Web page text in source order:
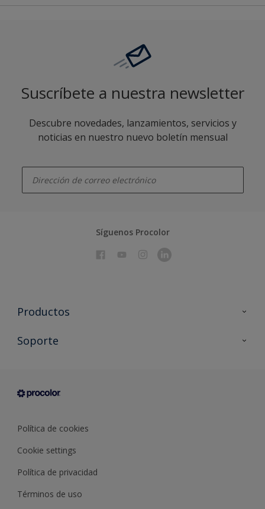
Suscríbete a nuestra newsletter
Descubre novedades, lanzamientos, servicios y
noticias en nuestro nuevo boletín mensual
Síguenos Procolor
Productos
Todos los productos
Condiciones generales de venta
Soporte
Sobre Procolor
Política de cookies
Cookie settings
Política de privacidad
Términos de uso